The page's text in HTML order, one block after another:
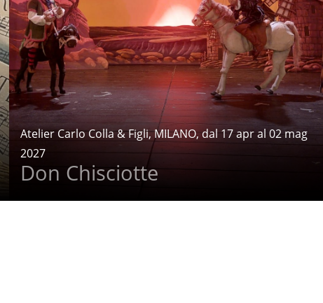
Atelier Carlo Colla & Figli, MILANO, dal 17 apr al 02 mag
2027
Don Chisciotte